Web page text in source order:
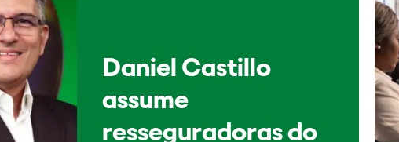
Daniel Castillo
assume
resseguradoras do